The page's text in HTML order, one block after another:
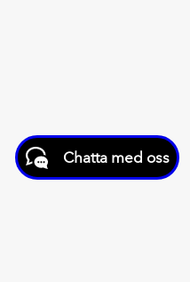
Chatta med oss